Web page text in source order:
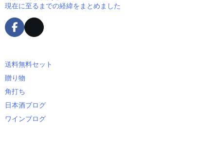
現在に至るまでの経緯をまとめました
送料無料セット
贈り物
角打ち
日本酒ブログ
ワインブログ